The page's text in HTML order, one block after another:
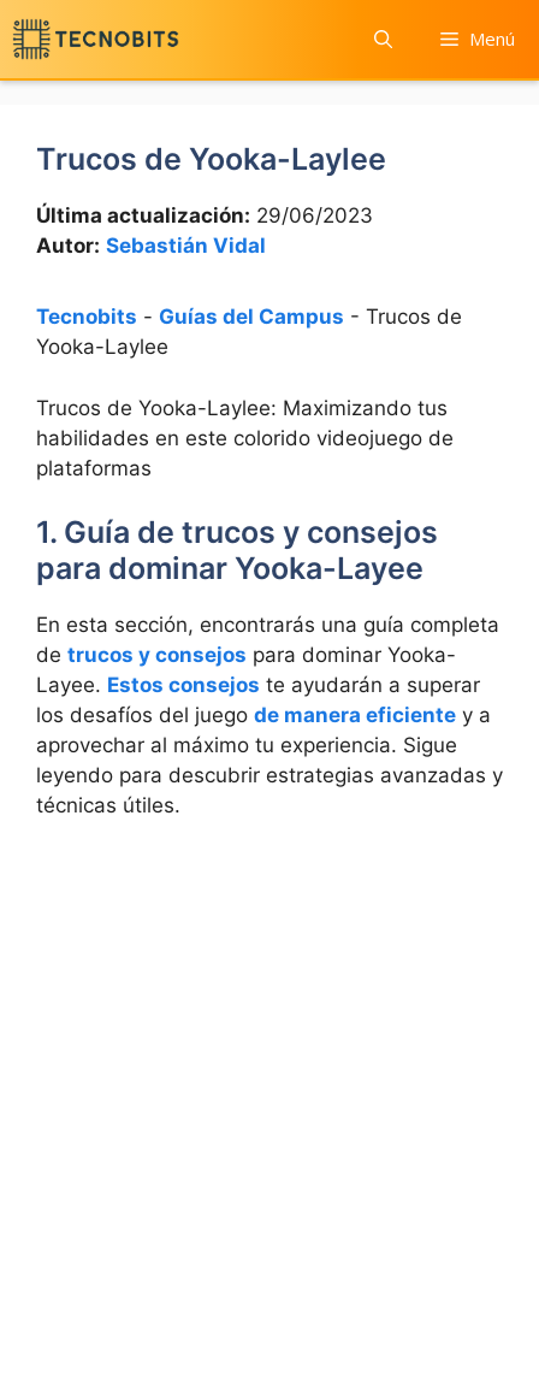
Saltar
al
contenido
Menú
Trucos de Yooka-Laylee
Última actualización: 29/06/2023
Autor: Sebastián Vidal
Tecnobits - Guías del Campus - Trucos de
Yooka-Laylee
Trucos de Yooka-Laylee: Maximizando tus
habilidades en este colorido videojuego de
plataformas
1. Guía de trucos y consejos
para dominar Yooka-Layee
En esta sección, encontrarás una guía completa
de trucos y consejos para dominar Yooka-
Layee. Estos consejos te ayudarán a superar
los desafíos del juego de manera eficiente y a
aprovechar al máximo tu experiencia. Sigue
leyendo para descubrir estrategias avanzadas y
técnicas útiles.